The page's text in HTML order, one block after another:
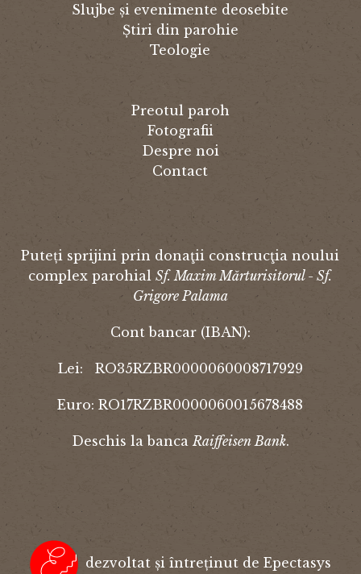
Slujbe și evenimente deosebite
Știri din parohie
Teologie
Preotul paroh
Fotografii
Despre noi
Contact
Puteți sprijini prin donaţii construcţia noului
complex parohialSf. Maxim Mărturisitorul - Sf.
Grigore Palama
Cont bancar (IBAN):
Lei: RO35RZBR0000060008717929
Euro: RO17RZBR0000060015678488
Deschis la banca Raiffeisen Bank.
dezvoltat și întreținut de Epectasys